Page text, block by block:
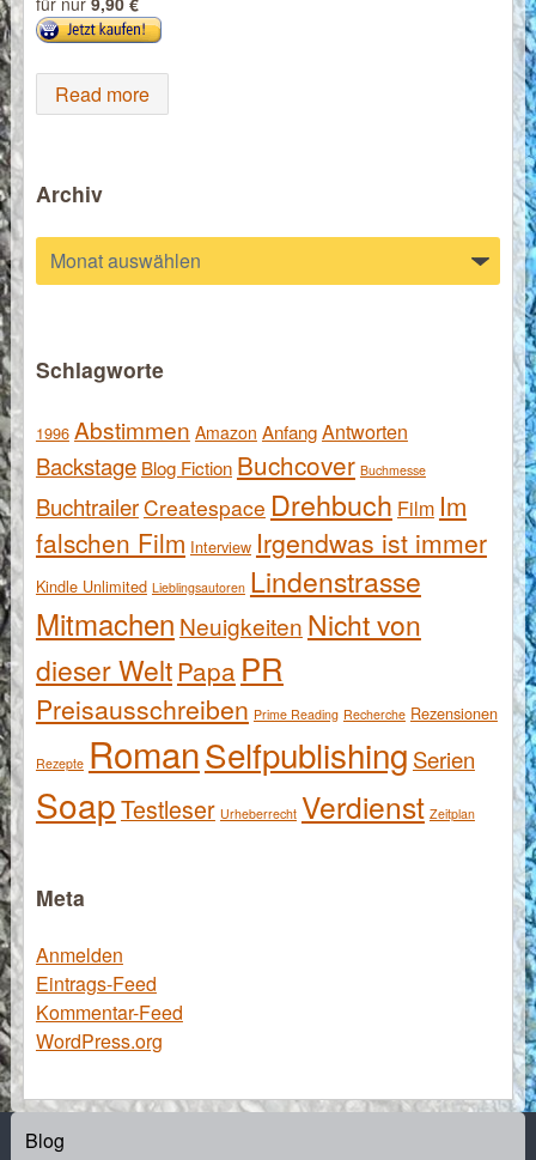
Read more
Archiv
Archiv
Schlagworte
1996 Abstimmen Amazon AnfangAntworten
Backstage Blog Fiction Buchcover Buchmesse
BuchtrailerCreatespace Drehbuch Film Im
falschen Film Interview Irgendwas ist immer
Kindle Unlimited Lieblingsautoren Lindenstrasse
Mitmachen Neuigkeiten Nicht von
dieser WeltPapa PR
Preisausschreiben Prime Reading Recherche Rezensionen
Rezepte RomanSelfpublishing Serien
SoapTestleser Urheberrecht Verdienst Zeitplan
Meta
Anmelden
Eintrags-Feed
Kommentar-Feed
WordPress.org
Blog